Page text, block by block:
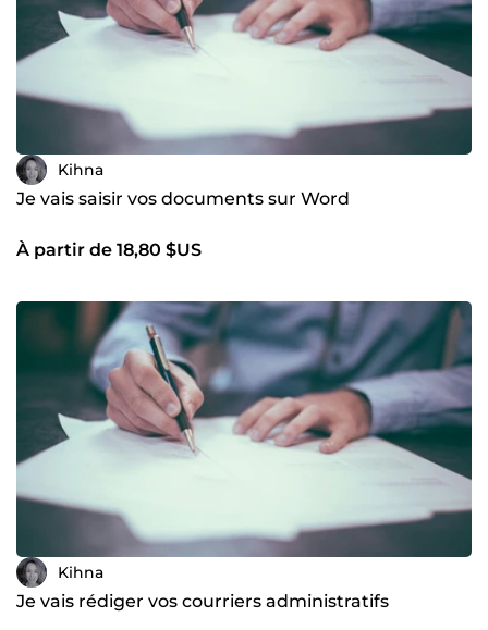
Kihna
Je vais saisir vos documents sur Word
À partir de 18,80 $US
Kihna
Je vais rédiger vos courriers administratifs